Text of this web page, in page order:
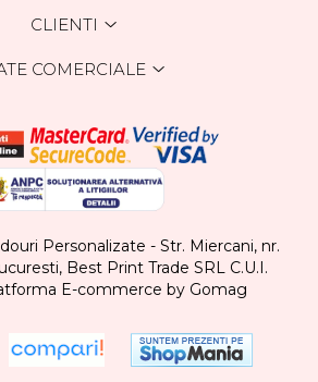
CLIENTI
COMERCIALE
Personalizate - Str. Miercani, nr.
Best Print Trade SRL C.U.I.
E-commerce by Gomag